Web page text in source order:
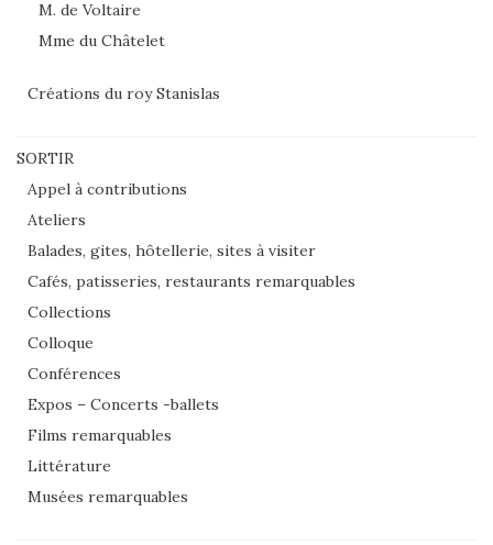
M. de Voltaire
Mme du Châtelet
Créations du roy Stanislas
SORTIR
Appel à contributions
Ateliers
Balades, gites, hôtellerie, sites à visiter
Cafés, patisseries, restaurants remarquables
Collections
Colloque
Conférences
Expos – Concerts -ballets
Films remarquables
Littérature
Musées remarquables